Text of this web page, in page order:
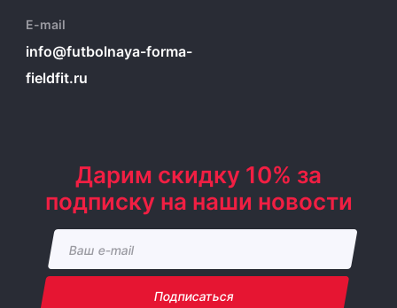
E-mail
info@futbolnaya-forma-
fieldfit.ru
Дарим скидку 10% за
подписку на наши новости
Подписаться